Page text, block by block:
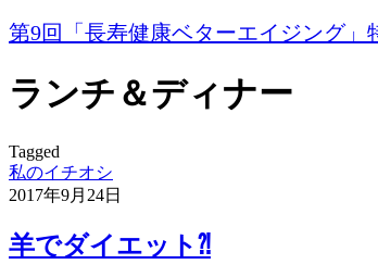
第9回「長寿健康ベターエイジング」
ランチ＆ディナー
Tagged
私のイチオシ
2017年9月24日
羊でダイエット⁈